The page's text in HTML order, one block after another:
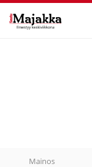
Mainos